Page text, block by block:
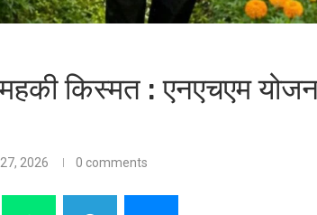
किस्मत : एनएचएम
2026 0 comments